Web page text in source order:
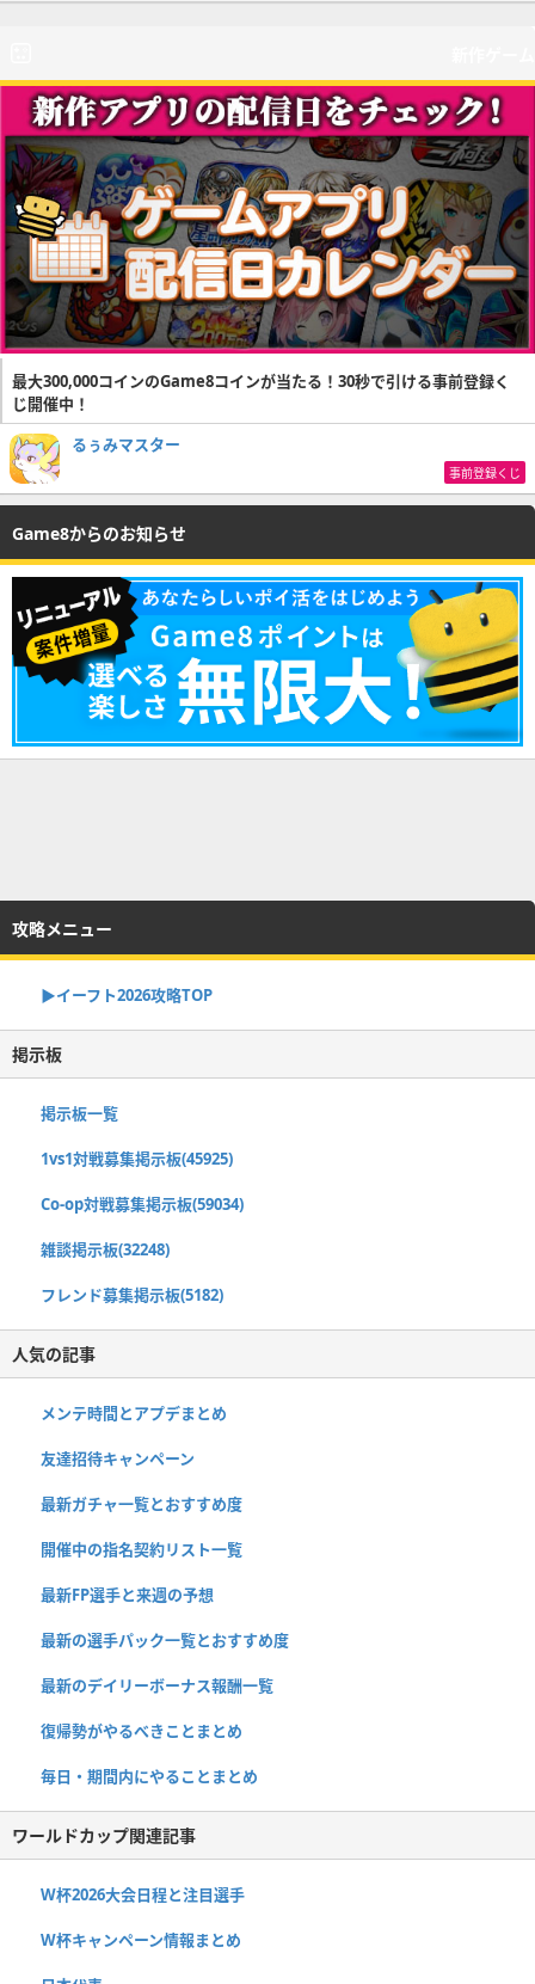
最大300,000コインのGame8コインが当たる！30秒で引ける事前登録く
じ開催中！
るぅみマスター
事前登録くじ
Game8からのお知らせ
攻略メニュー
▶イーフト2026攻略TOP
掲示板
掲示板一覧
1vs1対戦募集掲示板(45925)
Co-op対戦募集掲示板(59034)
雑談掲示板(32248)
フレンド募集掲示板(5182)
人気の記事
メンテ時間とアプデまとめ
友達招待キャンペーン
最新ガチャ一覧とおすすめ度
開催中の指名契約リスト一覧
最新FP選手と来週の予想
最新の選手パック一覧とおすすめ度
最新のデイリーボーナス報酬一覧
復帰勢がやるべきことまとめ
毎日・期間内にやることまとめ
ワールドカップ関連記事
W杯2026大会日程と注目選手
W杯キャンペーン情報まとめ